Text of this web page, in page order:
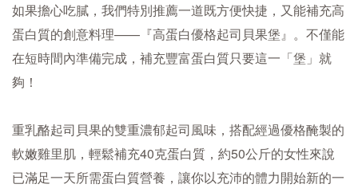
如果擔心吃膩，我們特別推薦一道既方便快捷，又能補充高
蛋白質的創意料理——『高蛋白優格起司貝果堡』。不僅能
在短時間內準備完成，補充豐富蛋白質只要這一「堡」就
夠！
重乳酪起司貝果的雙重濃郁起司風味，搭配經過優格醃製的
軟嫩雞里肌，輕鬆補充40克蛋白質，約50公斤的女性來說
已滿足一天所需蛋白質營養，讓你以充沛的體力開始新的一